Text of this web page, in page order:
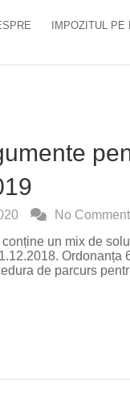
IMPOZITUL
No
un mix de
Ordonanța
de parcurs